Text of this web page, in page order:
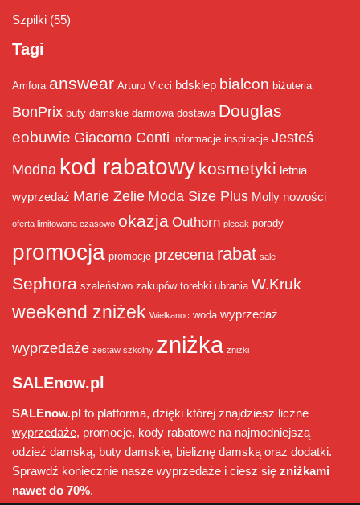
Szpilki (55)
Tagi
Amfora answear Arturo Vicci bdsklep bialcon biżuteria
BonPrix buty damskie darmowa dostawa Douglas
eobuwie Giacomo Conti informacje inspiracje Jesteś
Modna kod rabatowy kosmetyki letnia
wyprzedaż Marie Zelie Moda Size Plus Molly nowości
oferta limitowana czasowo okazja Outhorn plecak porady
promocja promocje przecena rabat sale
Sephora szaleństwo zakupów torebki ubrania W.Kruk
weekend zniżek Wielkanoc woda wyprzedaż
wyprzedaże zestaw szkolny zniżka zniżki
SALEnow.pl
SALEnow.pl to platforma, dzięki której znajdziesz liczne
wyprzedaże, promocje, kody rabatowe na najmodniejszą
odzież damską, buty damskie, bieliznę damską oraz dodatki.
Sprawdź koniecznie nasze wyprzedaże i ciesz się zniżkami
nawet do 70%.